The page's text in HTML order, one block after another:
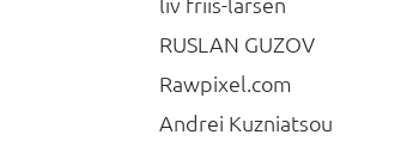
RUSLAN GUZOV
Rawpixel.com
Andrei Kuzniatsou